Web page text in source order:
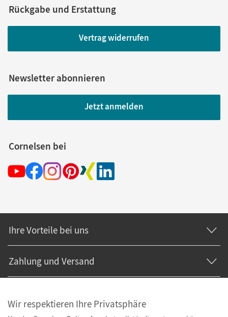
Rückgabe und Erstattung
Vertrag widerrufen
Newsletter abonnieren
Jetzt anmelden
Cornelsen bei
Ihre Vorteile bei uns
Zahlung und Versand
Wir respektieren Ihre Privatsphäre